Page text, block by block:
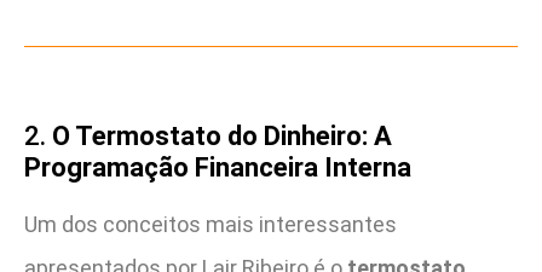
2. O Termostato do Dinheiro: A
Programação Financeira Interna
Um dos conceitos mais interessantes